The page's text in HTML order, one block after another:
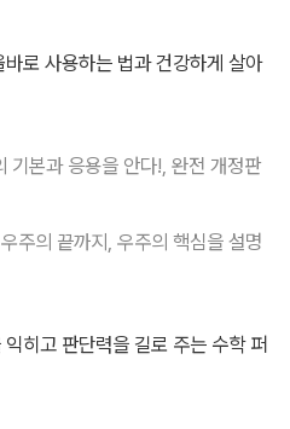
로 사용하는 법과 건강하게 살아
기본과 응용을 안다!, 완전 개정판
주의 끝까지, 우주의 핵심을 설명
히고 판단력을 길로 주는 수학 퍼